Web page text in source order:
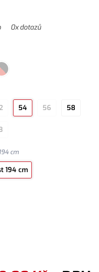
0x dotazů
54 56 58
cm
194 cm